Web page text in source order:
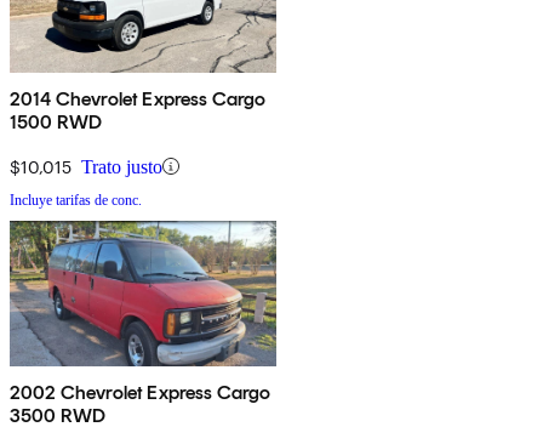
2014 Chevrolet Express Cargo
1500 RWD
$10,015 Trato justo
Incluye tarifas de conc.
2002 Chevrolet Express Cargo
3500 RWD